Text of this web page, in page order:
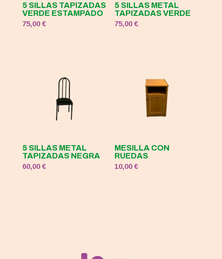
5 SILLAS TAPIZADAS
VERDE ESTAMPADO
75,00 €
5 SILLAS METAL
TAPIZADAS VERDE
75,00€
5 SILLAS METAL
TAPIZADAS NEGRA
60,00 €
MESILLA CON
RUEDAS
10,00€